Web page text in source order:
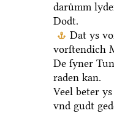
daruͤmm
Dodt.
Dat ys
vorſtendich
De ſyner
raden kan.
Veel beter
vnd gudt